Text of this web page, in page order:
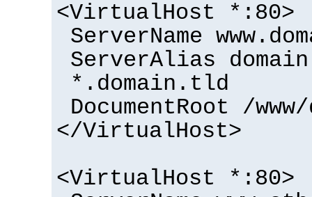
<VirtualHost *:80>
ServerName
ServerAlias
*.domain.tld
DocumentRoot /
</VirtualHost>
<VirtualHost *:80>